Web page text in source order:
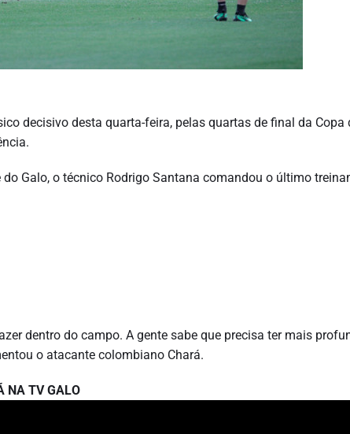
decisivo desta quarta-feira, pelas quartas de final da Copa
do Galo, o técnico Rodrigo Santana comandou o último
dentro do campo. A gente sabe que precisa ter mais
o atacante colombiano Chará.
NA TV GALO